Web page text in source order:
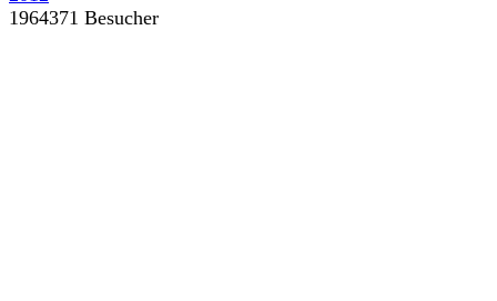
1964371 Besucher